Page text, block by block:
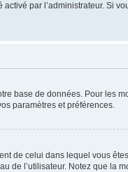
activé par l’administrateur. Si
base de données. Pour les
paramètres et préférences.
de celui dans lequel vous
de l’utilisateur. Notez que la